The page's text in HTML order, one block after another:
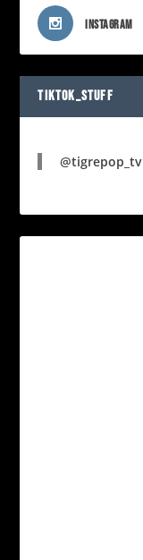
INSTAGRAM
TIKTOK_STUFF
@tigrepop_tv